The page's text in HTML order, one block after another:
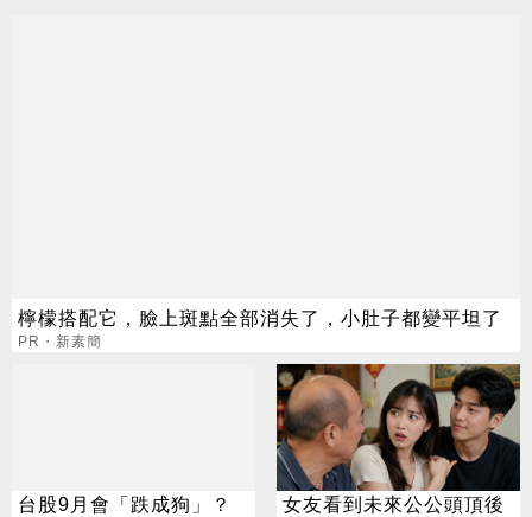
檸檬搭配它，臉上斑點全部消失了，小肚子都變平坦了
PR・新素簡
台股9月會「跌成狗」？
女友看到未來公公頭頂後